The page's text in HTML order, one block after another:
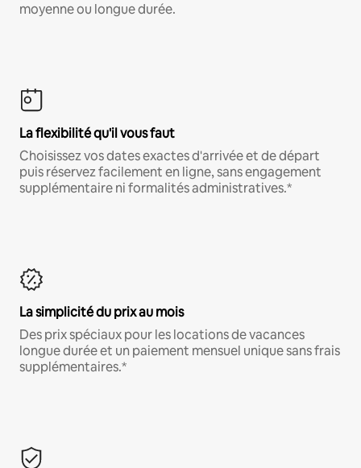
moyenne ou longue durée.
La flexibilité qu'il vous faut
Choisissez vos dates exactes d'arrivée et de départ
puis réservez facilement en ligne, sans engagement
supplémentaire ni formalités administratives.*
La simplicité du prix au mois
Des prix spéciaux pour les locations de vacances
longue durée et un paiement mensuel unique sans frais
supplémentaires.*